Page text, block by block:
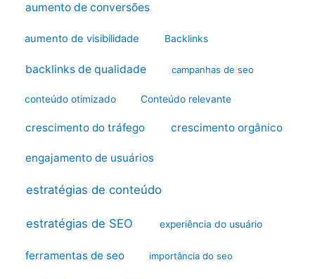
aumento de conversões
aumento de visibilidade Backlinks
backlinks de qualidade campanhas de seo
conteúdo otimizado Conteúdo relevante
crescimento do tráfego crescimento orgânico
engajamento de usuários
estratégias de conteúdo
estratégias de SEO experiência do usuário
ferramentas de seo importância do seo